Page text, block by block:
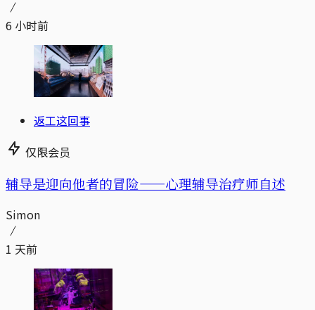
6 小时前
返工这回事
仅限会员
辅导是迎向他者的冒险——心理辅导治疗师自述
Simon
1 天前